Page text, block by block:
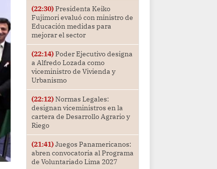
(22:30)Presidenta Keiko
Fujimori evaluó con ministro de
Educación medidas para
mejorar el sector
(22:14)Poder Ejecutivo designa
a Alfredo Lozada como
viceministro de Vivienda y
Urbanismo
(22:12)Normas Legales:
designan viceministros en la
cartera de Desarrollo Agrario y
Riego
(21:41)Juegos Panamericanos:
abren convocatoria al Programa
de Voluntariado Lima 2027